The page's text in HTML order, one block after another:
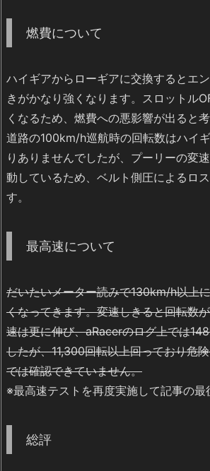
燃費について
ハイギアからローギアに交換するとエ
きがかなり強くなります。スロットル
くなるため、燃費への悪影響が出ると
道路の100km/h巡航時の回転数はハイ
りありませんでしたが、プーリーの変
動しているため、ベルト側圧によるロ
す。
最高速について
だいたいメーター読みで130km/h以上
くなってきます。変速しきると回転数
速は更に伸び、aRacerのログ上では
したが、11,300回転以上回っており危
では確認できていません。
※最高速テストを再度実施して記事の最
総評